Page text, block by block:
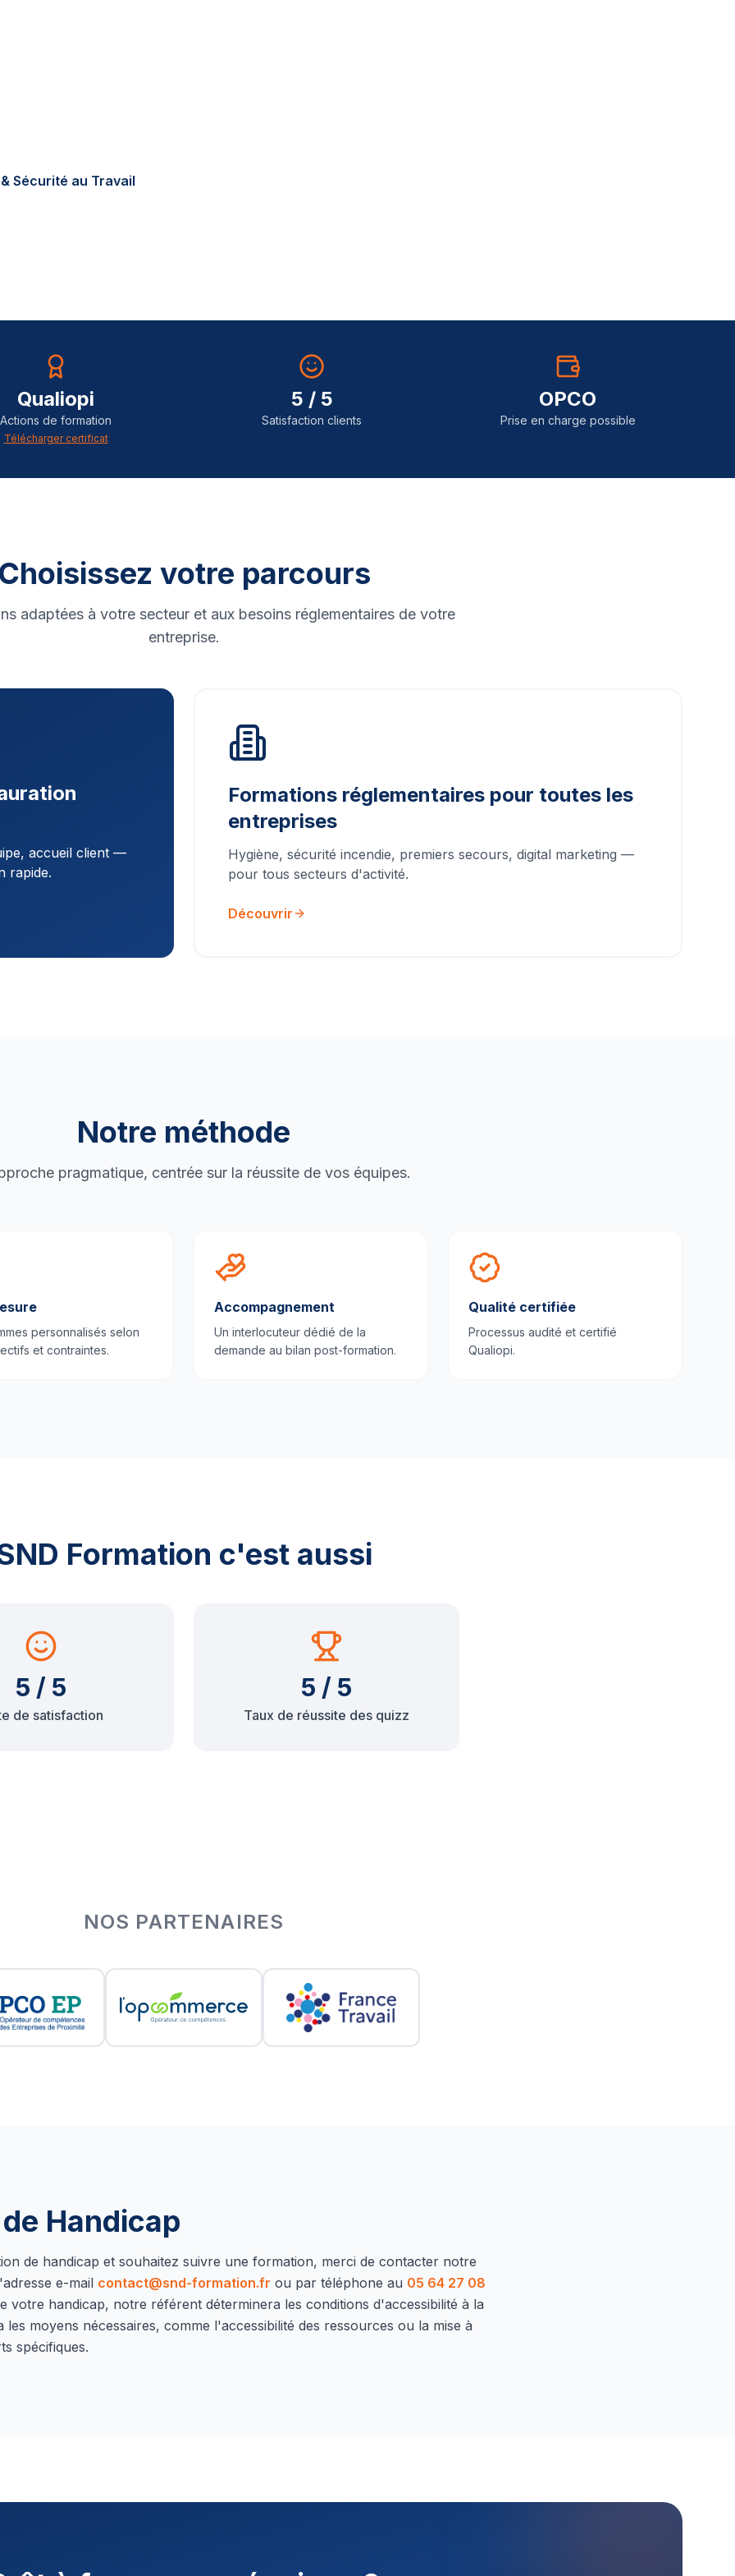
Sécurité au Travail
Qualiopi
Actions de formation
Télécharger certificat
5 / 5
Satisfaction clients
OPCO
Prise en charge possible
votre parcours
adaptées à votre secteur et aux besoins réglementaires de votre
entreprise.
accueil client —
rapide.
Formations réglementaires pour toutes les
entreprises
Hygiène, sécurité incendie, premiers secours, digital marketing —
pour tous secteurs d'activité.
Découvrir
Notre méthode
pragmatique, centrée sur la réussite de vos équipes.
personnalisés selon
et contraintes.
Accompagnement
Un interlocuteur dédié de la
demande au bilan post-formation.
Qualité certifiée
Processus audité et certifié
Qualiopi.
Formation c'est aussi
5 / 5
de satisfaction
5 / 5
Taux de réussite des quizz
NOS PARTENAIRES
Handicap
de handicap et souhaitez suivre une formation, merci de contacter notre
e-mail contact@snd-formation.fr ou par téléphone au 05 64 27 08
votre handicap, notre référent déterminera les conditions d'accessibilité à la
moyens nécessaires, comme l'accessibilité des ressources ou la mise à
spécifiques.